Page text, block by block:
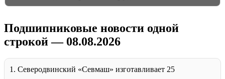
Подшипниковые новости одной
строкой — 08.08.2026
1. Северодвинский «Севмаш» изготавливает 25